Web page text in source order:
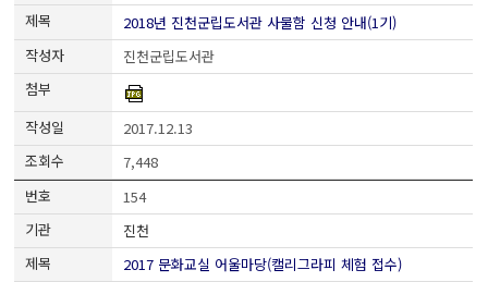
2018년 진천군립도서관 사물함 신청 안내(1기)
진천군립도서관
2017.12.13
7,448
154
진천
2017 문화교실 어울마당(캘리그라피 체험 접수)